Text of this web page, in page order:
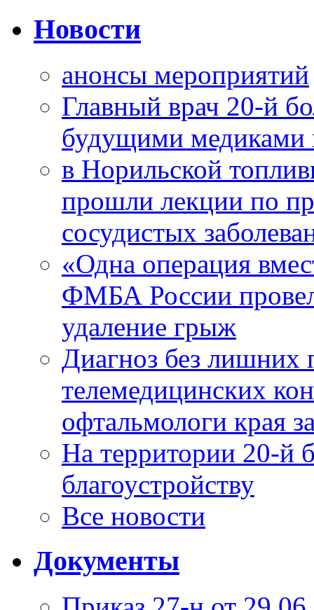
Новости
анонсы мероприятий
Главный врач 20-й
будущими медиками
в Норильской
прошли лекции по
сосудистых
«Одна операция
ФМБА России
удаление грыж
Диагноз без лишних
телемедицинских
офтальмологи края
На территории 20-й
благоустройству
Все новости
Документы